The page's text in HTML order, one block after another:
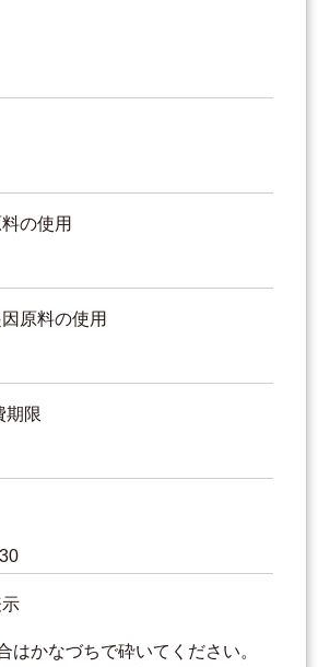
の使用
原料の使用
期限
はかなづちで砕いてください。